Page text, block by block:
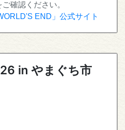
確認ください。
END」公式サイト
in やまぐち市